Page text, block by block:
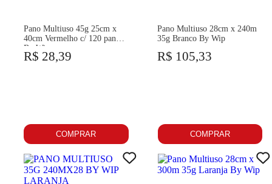
Pano Multiuso 45g 25cm x
40cm Vermelho c/ 120 panos
By Wip
R$ 28,39
COMPRAR
Pano Multiuso 28cm x 240m
35g Branco By Wip
R$ 105,33
COMPRAR